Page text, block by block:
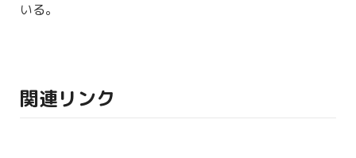
いる。
関連リンク